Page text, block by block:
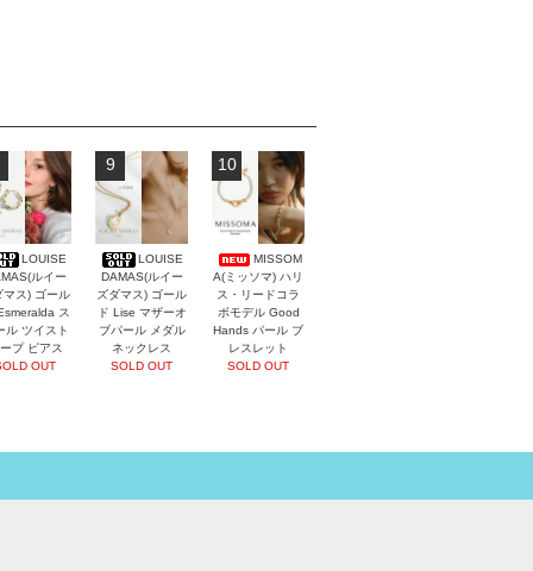
LOUISE
ルイー
マス) ゴール
ス
ル ツイスト
プ ピアス
OUT
9
LOUISE
DAMAS(ルイー
ズダマス) ゴール
ド Lise マザーオ
ブパール メダル
ネックレス
SOLD OUT
10
MISSOM
A(ミッソマ) ハリ
ス・リードコラ
ボモデル Good
Hands パール ブ
レスレット
SOLD OUT